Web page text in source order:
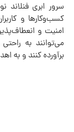
سرور ابری فنلاند
کسب‌وکارها و
امنیت و
می‌توانند به
برآورده کنند و به